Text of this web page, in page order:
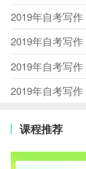
2019年自考写
2019年自考写
2019年自考写
2019年自考写
课程推荐